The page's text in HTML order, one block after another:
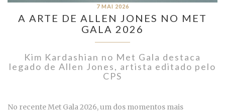
7 MAI 2026
A ARTE DE ALLEN JONES NO MET
GALA 2026
Kim Kardashian no Met Gala destaca
legado de Allen Jones, artista editado pelo
CPS
No recente Met Gala 2026, um dos momentos mais